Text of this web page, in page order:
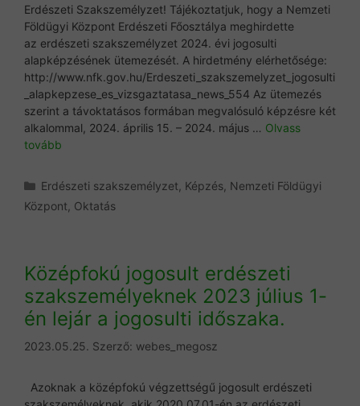
Erdészeti Szakszemélyzet! Tájékoztatjuk, hogy a Nemzeti
Földügyi Központ Erdészeti Főosztálya meghirdette
az erdészeti szakszemélyzet 2024. évi jogosulti
alapképzésének ütemezését. A hirdetmény elérhetősége:
http://www.nfk.gov.hu/Erdeszeti_szakszemelyzet_jogosulti
_alapkepzese_es_vizsgaztatasa_news_554 Az ütemezés
szerint a távoktatásos formában megvalósuló képzésre két
alkalommal, 2024. április 15. – 2024. május … Olvass
tovább
Kategória
Erdészeti szakszemélyzet Képzés Nemzeti Földügyi
Központ Oktatás
Középfokú jogosult erdészeti
szakszemélyeknek 2023 július 1-
én lejár a jogosulti időszaka.
2023.05.25. Szerző: webes_megosz
Azoknak a középfokú végzettségű jogosult erdészeti